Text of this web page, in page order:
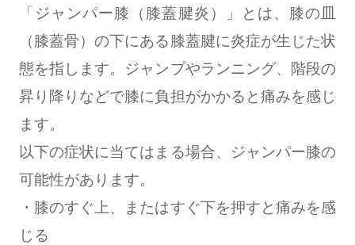
「ジャンパー膝（膝蓋腱炎）」とは、膝の皿
（膝蓋骨）の下にある膝蓋腱に炎症が生じた状
態を指します。ジャンプやランニング、階段の
昇り降りなどで膝に負担がかかると痛みを感じ
ます。
以下の症状に当てはまる場合、ジャンパー膝の
可能性があります。
・膝のすぐ上、またはすぐ下を押すと痛みを感
じる